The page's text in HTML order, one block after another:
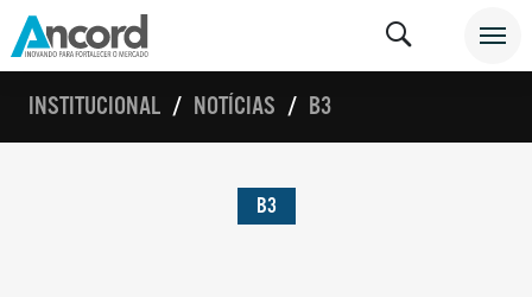
INSTITUCIONAL NOTÍCIAS B3
B3